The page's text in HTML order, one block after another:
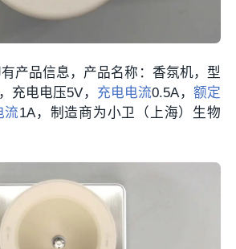
产品信息，产品名称：香氛机，型
充电电压5V， 充电电流0.5A， 额定
流1A，制造商为小卫（上海）生物